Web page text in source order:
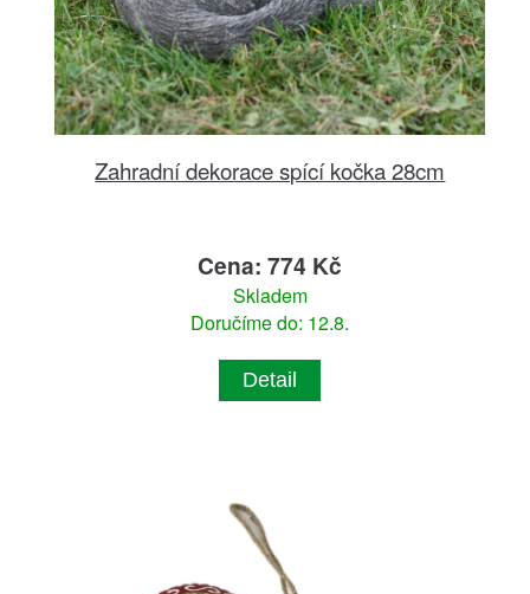
Zahradní dekorace spící kočka 28cm
Cena: 774 Kč
Skladem
Doručíme do: 12.8.
Detail